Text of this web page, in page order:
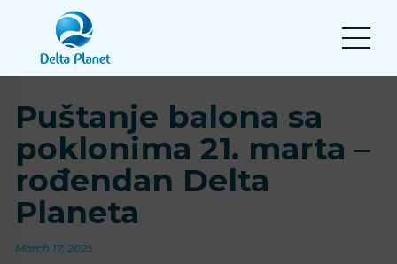
Puštanje balona sa
poklonima 21. marta –
rođendan Delta
Planeta
March 17, 2025